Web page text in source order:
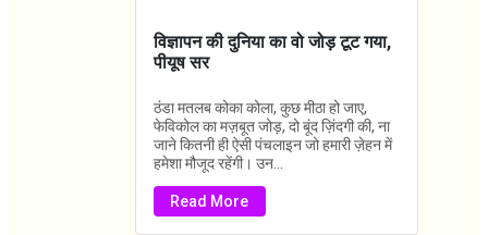
विज्ञापन की दुनिया का वो जोड़ टूट गया,
पीयूष सर
ठंडा मतलब कोका कोला, कुछ मीठा हो जाए,
फेविकोल का मज़बूत जोड़, दो बूंद ज़िंदगी की, ना
जाने कितनी ही ऐसी पंचलाइन जो हमारी ज़ेहन में
हमेशा मौजूद रहेंगी। उन...
Read More